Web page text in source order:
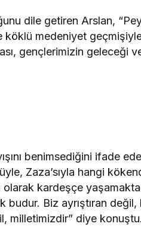
dile getiren Arslan,
köklü medeniyet
gençlerimizin geleceği
benimsediğini ifade
Zaza’sıyla hangi
olarak kardeşçe
budur. Biz ayrıştıran
milletimizdir” diye konuştu.
Et